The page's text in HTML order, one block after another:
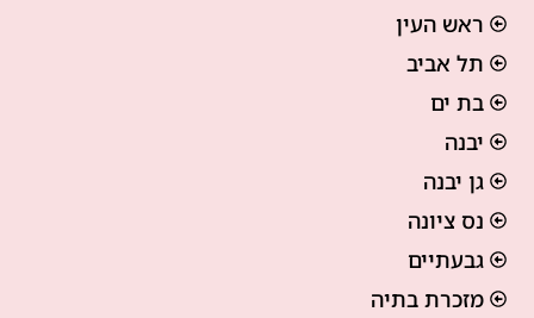
ראש העין
תל אביב
בת ים
יבנה
גן יבנה
נס ציונה
גבעתיים
מזכרת בתיה